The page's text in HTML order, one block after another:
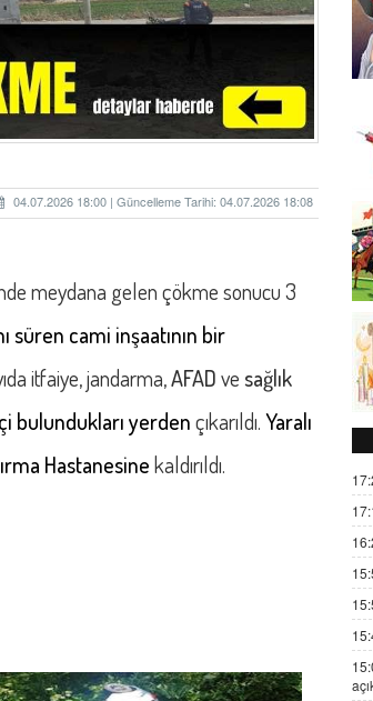
04.07.2026 18:00 | Güncelleme Tarihi: 04.07.2026 18:08
meydana gelen çökme sonucu 3
süren cami inşaatının bir
itfaiye, jandarma,AFADvesağlık
bulundukları yerdençıkarıldı.Yaralı
Hastanesinekaldırıldı.